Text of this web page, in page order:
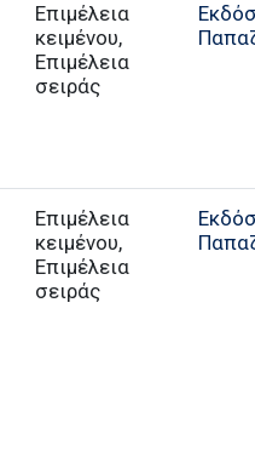
Επιμέλεια
κειμένου,
Επιμέλεια
σειράς
Επιμέλεια
κειμένου,
Επιμέλεια
σειράς